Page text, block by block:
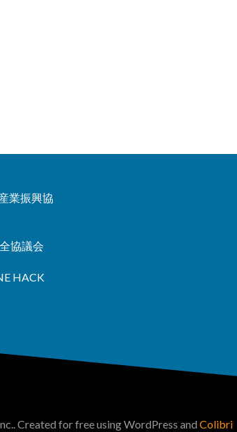
業振興協
協議会
HACK
Created for free using WordPress and Colibri